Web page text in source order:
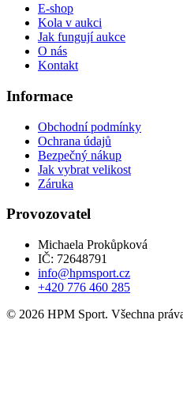
E-shop
Kola v aukci
Jak fungují aukce
O nás
Kontakt
Informace
Obchodní podmínky
Ochrana údajů
Bezpečný nákup
Jak vybrat velikost
Záruka
Provozovatel
Michaela Prokůpková
IČ: 72648791
info@hpmsport.cz
+420 776 460 285
© 2026 HPM Sport. Všechna